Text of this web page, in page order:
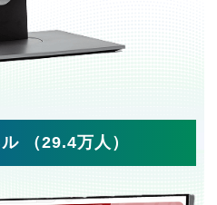
（29.4万人）